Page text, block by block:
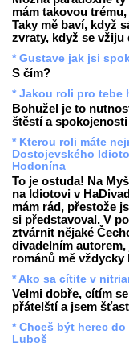
mám takovou
Taky mě baví, když
zvraty, když se vžiju
* Gustave jak jsi
S čím?
* Jakou roli pro tebe
Bohužel je to
štěstí a
* Kterou roli máte
Dostojevského
Hodonína
To je ostuda! Na
na Idiotovi v
mám rád, přestože
si představoval. V
ztvárnit nějaké
divadelním
románů mě vždycky
* Ako sa cítite v
Velmi dobře, cítím
přátelští a jsem
* Chceš být herec
Luboš